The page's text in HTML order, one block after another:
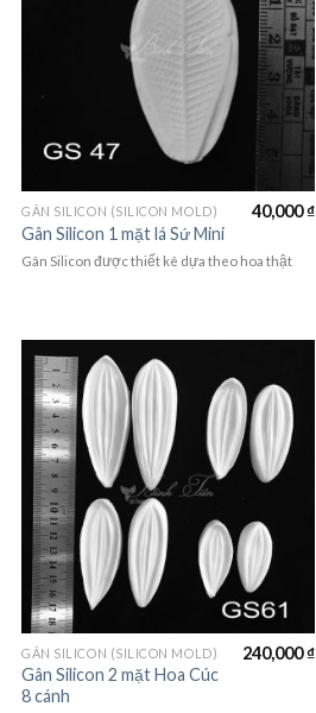
GÂN SILICON (SILICON MOLD)
Gân Silicon 1 mặt lá Sứ Mini
40,000₫
Gân Silicon được thiết kê dựa theo hoa thật
GÂN SILICON (SILICON MOLD)
Gân Silicon 2 mặt Hoa Cúc
8 cánh
240,000₫